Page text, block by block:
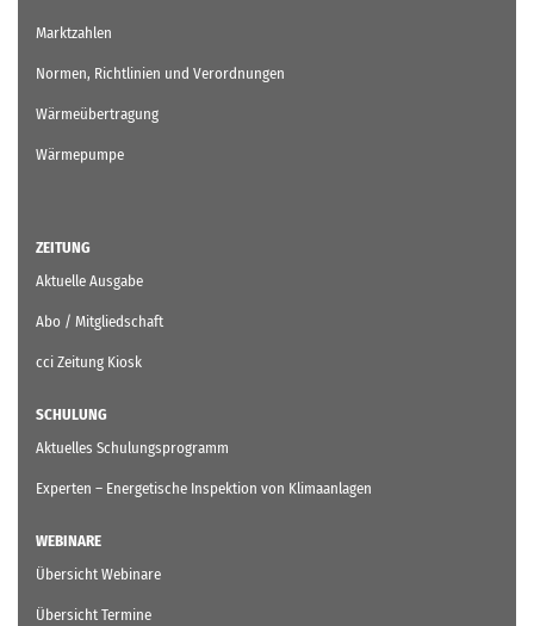
Marktzahlen
Normen, Richtlinien und Verordnungen
Wärmeübertragung
Wärmepumpe
ZEITUNG
Aktuelle Ausgabe
Abo / Mitgliedschaft
cci Zeitung Kiosk
SCHULUNG
Aktuelles Schulungsprogramm
Experten – Energetische Inspektion von Klimaanlagen
WEBINARE
Übersicht Webinare
Übersicht Termine